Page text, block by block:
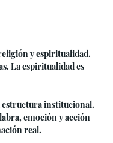
y espiritualidad.
La espiritualidad es
estructura institucional.
emoción y acción
real.